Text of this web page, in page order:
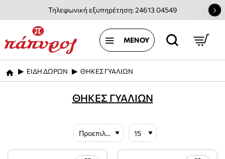
Τηλεφωνική εξυπηρέτηση: 24613 04549
home
ΕΙΔΗ ΔΩΡΩΝ ΘΗΚΕΣ ΓΥΑΛΙΩΝ
ΘΗΚΕΣ ΓΥΑΛΙΩΝ